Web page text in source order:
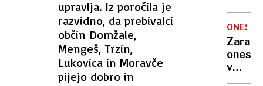
upravlja. Iz poročila je
razvidno, da prebivalci
občin Domžale,
Mengeš, Trzin,
Lukovica in Moravče
pijejo dobro in
nisem
da je
to v
moji
Zaradi
v
delu